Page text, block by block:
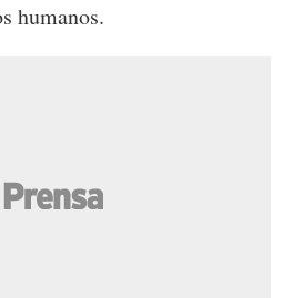
humanos.